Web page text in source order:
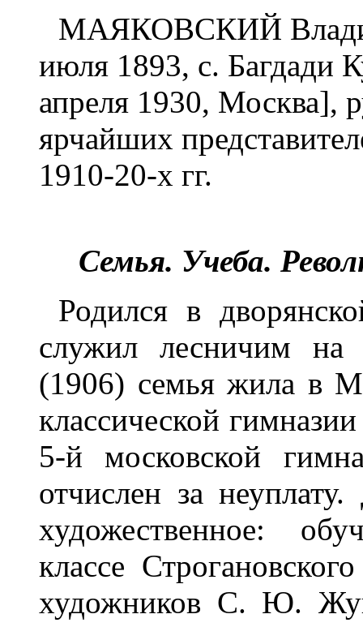
МАЯКОВСКИЙ
июля 1893, с. Багдади
апреля 1930, Москва],
ярчайших
1910-20-х гг.
Семья. Учеба.
Родился в
служил лесничим на
(1906) семья жила в
классической
5-й московской
отчислен за
художественное:
классе
художников С. Ю.